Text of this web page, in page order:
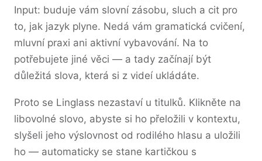
Input: buduje vám slovní zásobu, sluch a cit pro
to, jak jazyk plyne. Nedá vám gramatická cvičení,
mluvní praxi ani aktivní vybavování. Na to
potřebujete jiné věci — a tady začínají být
důležitá slova, která si z videí ukládáte.
Proto se Linglass nezastaví u titulků. Klikněte na
libovolné slovo, abyste si ho přeložili v kontextu,
slyšeli jeho výslovnost od rodilého hlasu a uložili
ho — automaticky se stane kartičkou s